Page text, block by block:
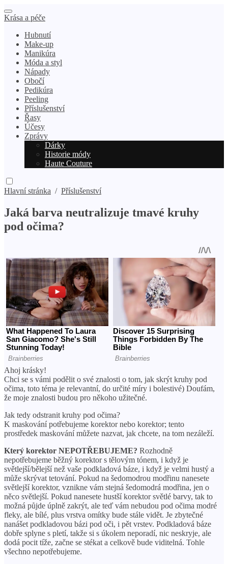
Krása a péče
Hubnutí
Make-up
Manikúra
Móda a styl
Nápady
Obočí
Pedikúra
Peeling
Příslušenství
Řasy
Účesy
Zprávy
Dárky
Historie módy
Haute Couture
Hlavní stránka / Příslušenství
Jaká barva neutralizuje tmavé kruhy
pod očima?
Ahoj krásky!
Chci se s vámi podělit o své znalosti o tom, jak skrýt kruhy pod
očima, toto téma je relevantní, do určité míry i bolestivé) Doufám,
že moje znalosti budou pro někoho užitečné.
Jak tedy odstranit kruhy pod očima?
K maskování potřebujeme korektor nebo korektor; tento
prostředek maskování můžete nazvat, jak chcete, na tom nezáleží.
Který korektor NEPOTŘEBUJEME? Rozhodně
nepotřebujeme běžný korektor s tělovým tónem, i když je
světlejší/bělejší než vaše podkladová báze, i když je velmi hustý a
může skrývat tetování. Pokud na šedomodrou modřinu nanesete
světlejší korektor, vznikne vám stejná šedomodrá modřina, jen o
něco světlejší. Pokud nanesete hustší korektor světlé barvy, tak to
možná půjde úplně zakrýt, ale teď vám nebudou pod očima modré
fleky, ale bílé, plus vrstva omítky bude stále vidět. Je zbytečné
nanášet podkladovou bázi pod oči, i pět vrstev. Podkladová báze
dobře splyne s pletí, takže si s úkolem neporadí, nic neskryje, ale
dodá pocit tíže, začne se stékat a celkově bude viditelná. Tohle
všechno nepotřebujeme.